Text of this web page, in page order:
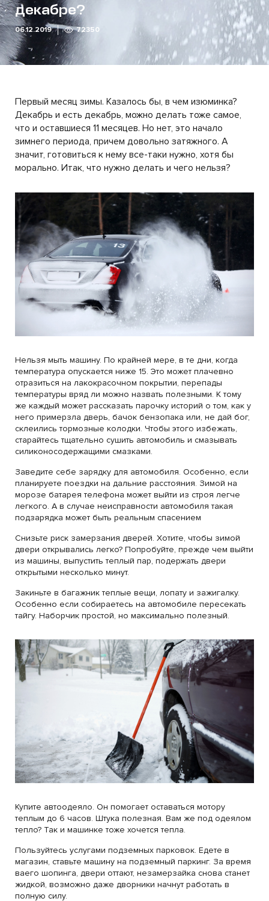
декабре?
06.12.2019 72350
Первый месяц зимы. Казалось бы, в чем изюминка?
Декабрь и есть декабрь, можно делать тоже самое,
что и оставшиеся 11 месяцев. Но нет, это начало
зимнего периода, причем довольно затяжного. А
значит, готовиться к нему все-таки нужно, хотя бы
морально. Итак, что нужно делать и чего нельзя?
Нельзя мыть машину. По крайней мере, в те дни, когда
температура опускается ниже 15. Это может плачевно
отразиться на лакокрасочном покрытии, перепады
температуры вряд ли можно назвать полезными. К тому
же каждый может рассказать парочку историй о том, как у
него примерзла дверь, бачок бензопака или, не дай бог,
склеились тормозные колодки. Чтобы этого избежать,
старайтесь тщательно сушить автомобиль и смазывать
силиконосодержащими смазками.
Заведите себе зарядку для автомобиля. Особенно, если
планируете поездки на дальние расстояния. Зимой на
морозе батарея телефона может выйти из строя легче
легкого. А в случае неисправности автомобиля такая
подзарядка может быть реальным спасением
Снизьте риск замерзания дверей. Хотите, чтобы зимой
двери открывались легко? Попробуйте, прежде чем выйти
из машины, выпустить теплый пар, подержать двери
открытыми несколько минут.
Закиньте в багажник теплые вещи, лопату и зажигалку.
Особенно если собираетесь на автомобиле пересекать
тайгу. Наборчик простой, но максимально полезный.
Купите автоодеяло. Он помогает оставаться мотору
теплым до 6 часов. Штука полезная. Вам же под одеялом
тепло? Так и машинке тоже хочется тепла.
Пользуйтесь услугами подземных парковок. Едете в
магазин, ставьте машину на подземный паркинг. За время
ваего шопинга, двери оттают, незамерзайка снова станет
жидкой, возможно даже дворники начнут работать в
полную силу.